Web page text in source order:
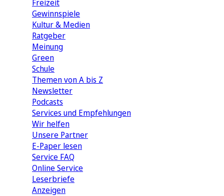
Freizeit
Gewinnspiele
Kultur & Medien
Ratgeber
Meinung
Green
Schule
Themen von A bis Z
Newsletter
Podcasts
Services und Empfehlungen
Wir helfen
Unsere Partner
E-Paper lesen
Service FAQ
Online Service
Leserbriefe
Anzeigen